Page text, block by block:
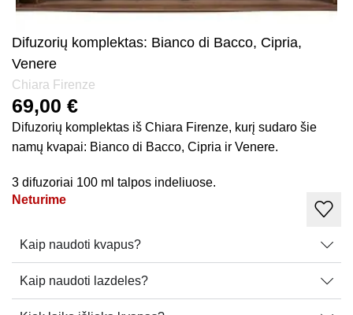
Difuzorių komplektas: Bianco di Bacco, Cipria,
Venere
Chiara Firenze
69,00 €
Difuzorių komplektas iš Chiara Firenze, kurį sudaro šie
namų kvapai: Bianco di Bacco, Cipria ir Venere.
3 difuzoriai 100 ml talpos indeliuose.
Neturime
Kaip naudoti kvapus?
Kaip naudoti lazdeles?